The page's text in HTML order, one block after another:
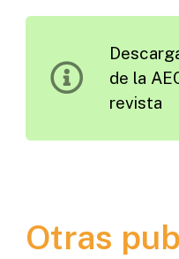
cantidad
de la
revista
Otras